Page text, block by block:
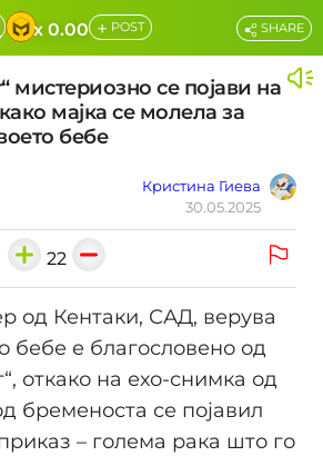
x 0.00 + POST
мистериозно се појави на
мајка се молела за
бебе
Кристина Гиева
30.05.2025
SHARE
22
од Кентаки, САД, верува
бебе е благословено од
откако на ехо-снимка од
бременоста се појавил
– голема рака што го